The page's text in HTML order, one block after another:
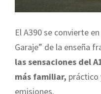
El A390 se convierte
Garaje” de la enseña
las sensaciones del
más familiar, práctico
emisiones.